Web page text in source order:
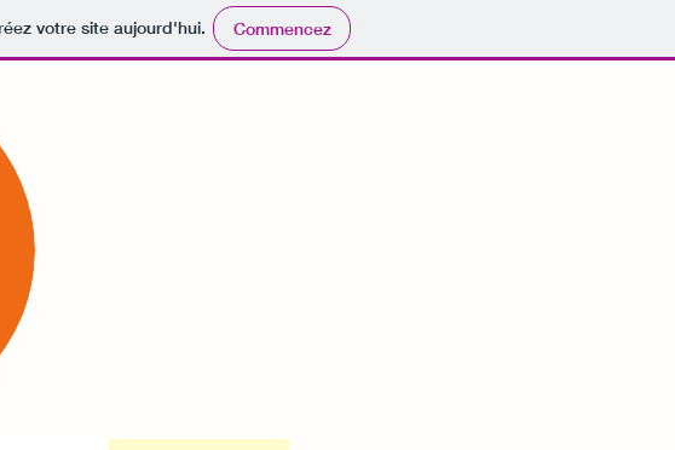
votre site aujourd'hui. Commencez